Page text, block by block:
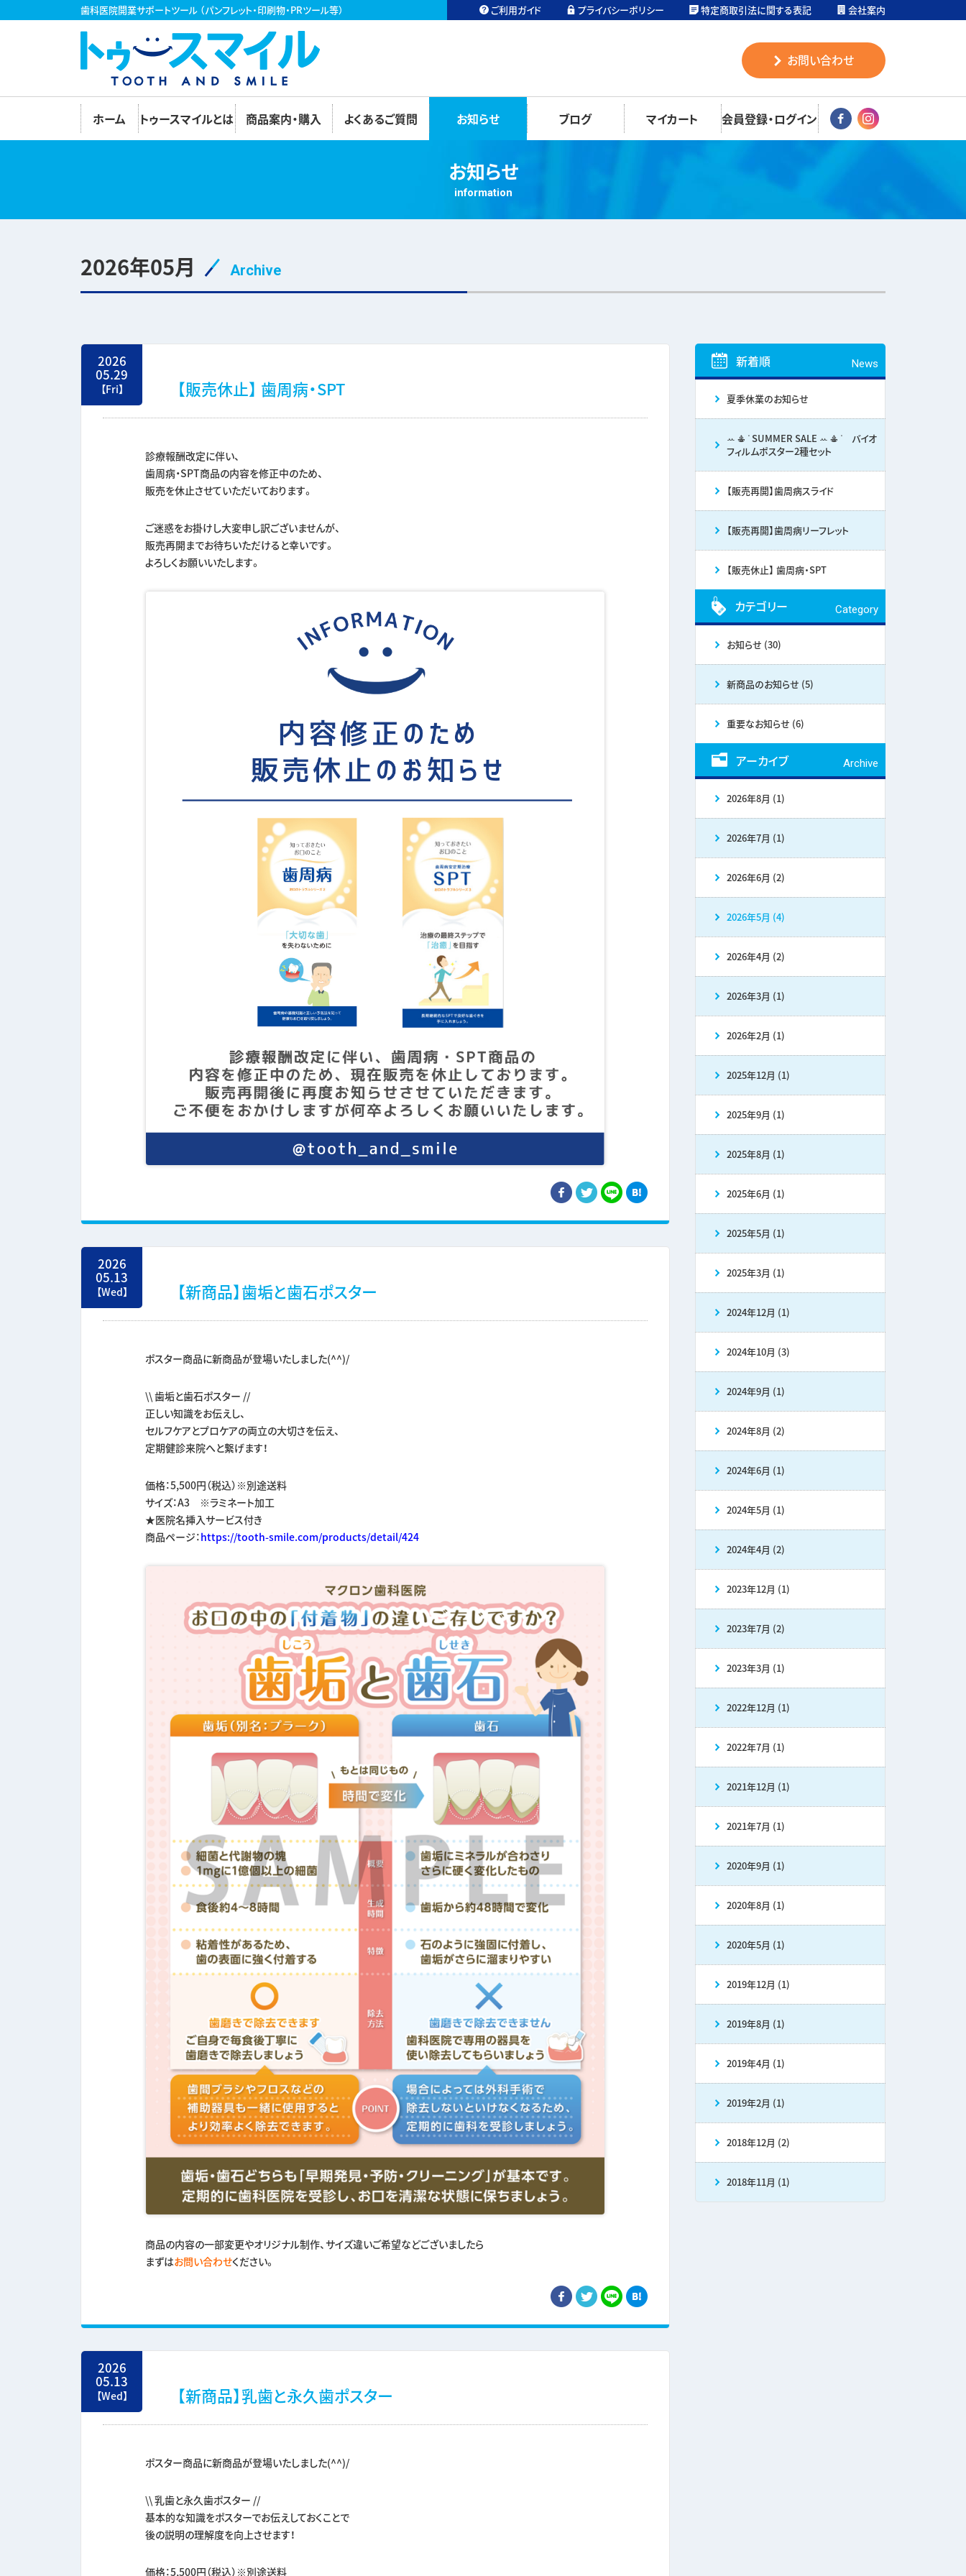
歯科医院開業サポートツール （パンフレット・印刷物・PRツール等） ご利用ガイド プライバシーポリシー 特定商取引法に関する表記 会社案内
お問い合わせ
ホーム トゥースマイルとは 商品案内・購入 よくあるご質問 お知らせ ブログ マイカート 会員登録・ログイン
お知らせ
information
2026年05月 Archive
2026
05.29
【Fri】 【販売休止】 歯周病・SPT
診療報酬改定に伴い、
歯周病・SPT商品の内容を修正中のため、
販売を休止させていただいております。
ご迷惑をお掛けし大変申し訳ございませんが、
販売再開までお待ちいただけると幸いです。
よろしくお願いいたします。
2026
05.13
【Wed】 【新商品】歯垢と歯石ポスター
ポスター商品に新商品が登場いたしました(^^)/
\\ 歯垢と歯石ポスター //
正しい知識をお伝えし、
セルフケアとプロケアの両立の大切さを伝え、
定期健診来院へと繋げます！
価格：5,500円（税込）※別途送料
サイズ：A3 ※ラミネート加工
★医院名挿入サービス付き
商品ページ：https://tooth-smile.com/products/detail/424
商品の内容の一部変更やオリジナル制作、サイズ違いご希望などございましたら
まずはお問い合わせください。
2026
05.13
【Wed】 【新商品】乳歯と永久歯ポスター
ポスター商品に新商品が登場いたしました(^^)/
\\ 乳歯と永久歯ポスター //
基本的な知識をポスターでお伝えしておくことで
後の説明の理解度を向上させます！
価格：5,500円（税込）※別途送料
新着順 News
夏季休業のお知らせ
ꕀ 𖠳 ᐝ SUMMER SALE ꕀ 𖠳 ᐝ バイオ
フィルムポスター2種セット
【販売再開】歯周病スライド
【販売再開】歯周病リーフレット
【販売休止】 歯周病・SPT
カテゴリー Category
お知らせ (30)
新商品のお知らせ (5)
重要なお知らせ (6)
アーカイブ Archive
2026年8月 (1)
2026年7月 (1)
2026年6月 (2)
2026年5月 (4)
2026年4月 (2)
2026年3月 (1)
2026年2月 (1)
2025年12月 (1)
2025年9月 (1)
2025年8月 (1)
2025年6月 (1)
2025年5月 (1)
2025年3月 (1)
2024年12月 (1)
2024年10月 (3)
2024年9月 (1)
2024年8月 (2)
2024年6月 (1)
2024年5月 (1)
2024年4月 (2)
2023年12月 (1)
2023年7月 (2)
2023年3月 (1)
2022年12月 (1)
2022年7月 (1)
2021年12月 (1)
2021年7月 (1)
2020年9月 (1)
2020年8月 (1)
2020年5月 (1)
2019年12月 (1)
2019年8月 (1)
2019年4月 (1)
2019年2月 (1)
2018年12月 (2)
2018年11月 (1)